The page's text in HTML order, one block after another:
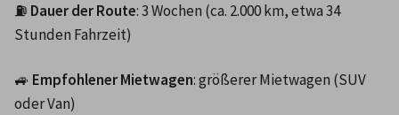
⛽ Dauer der Route: 3 Wochen (ca. 2.000 km, etwa 34
Stunden Fahrzeit)
🚙 Empfohlener Mietwagen: größerer Mietwagen (SUV
oder Van)